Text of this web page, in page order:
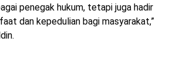
penegak hukum, tetapi juga hadir
dan kepedulian bagi masyarakat,”